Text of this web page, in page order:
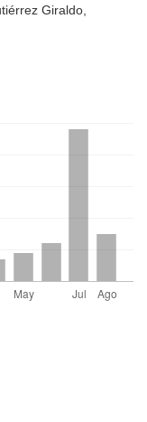
Giraldo,